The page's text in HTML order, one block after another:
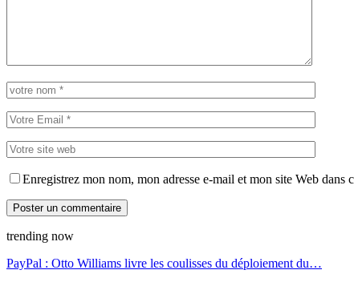
Enregistrez mon nom, mon adresse e-mail et mon site Web
trending now
PayPal : Otto Williams livre les coulisses du déploiement du…